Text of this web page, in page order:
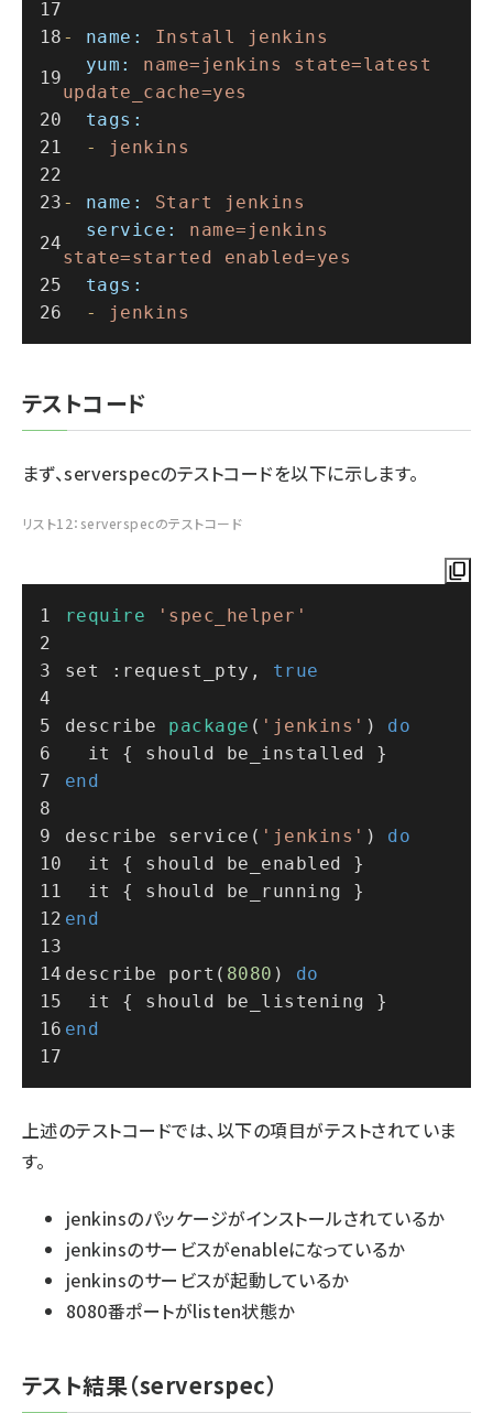
- name: Install
jenkins
yum:
name=jenkins
state=latest
update_cache=yes
tags:
-
jenkins
- name: Start
jenkins
service:
name=jenkins
state=started
enabled=yes
tags:
-
jenkins
テストコード
まず、serverspecのテストコードを以下に示します。
リスト12：serverspecのテストコード
require 'spec_helper'
set :request_pty, true
describe package ( 'jenkins' ) do
  it { should be_installed }
end
describe service( 'jenkins' ) do
  it { should be_enabled }
  it { should be_running }
end
describe port( 8080 ) do
  it { should be_listening }
end
上述のテストコードでは、以下の項目がテストされていま
す。
jenkinsのパッケージがインストールされているか
jenkinsのサービスがenableになっているか
jenkinsのサービスが起動しているか
8080番ポートがlisten状態か
テスト結果（serverspec）